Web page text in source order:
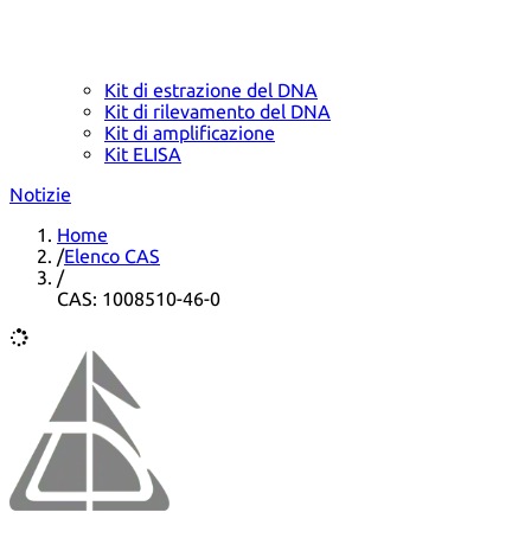
Kit di estrazione del DNA
Kit di rilevamento del DNA
Kit di amplificazione
Kit ELISA
Notizie
Home
/Elenco CAS
/
CAS: 1008510-46-0